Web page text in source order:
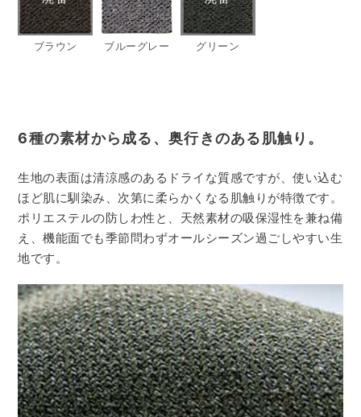
ブラウン ブルーグレー グリーン
6種の素材から成る、奥行きのある肌触り。
生地の表面は清涼感のあるドライな質感ですが、使い込む
ほど肌に馴染み、次第に柔らかくなる肌触りが特徴です。
ポリエステルの防しわ性と、天然素材の吸保湿性を兼ね備
え、機能面でも季節問わずオールシーズン過ごしやすい生
地です。